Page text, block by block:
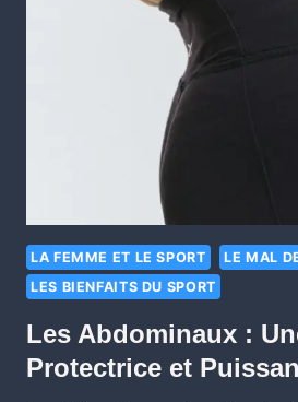
LA FEMME ET LE SPORT
LE MAL
LES BIENFAITS DU SPORT
Les Abdominaux :
Protectrice et